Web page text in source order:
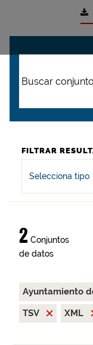
FILTRAR
Selecciona tipo
2 Conjuntos
de datos
Ayuntamiento
TSV
XML